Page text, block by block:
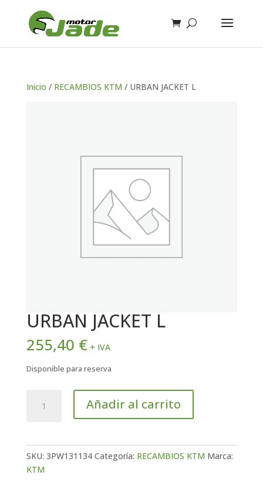
Inicio / RECAMBIOS KTM / URBAN JACKET L
URBAN JACKET L
255,40 € + IVA
Disponible para reserva
JACKET
Añadir al carrito
SKU: 3PW131134 Categoría: RECAMBIOS KTM Marca:
KTM